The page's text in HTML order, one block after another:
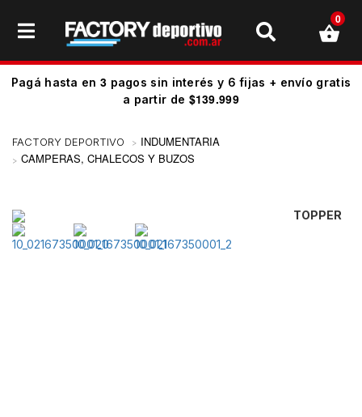
Pagá hasta en 3 pagos sin interés y 6 fijas + envío gratis
a partir de $139.999
0
INDUMENTARIA
CAMPERAS, CHALECOS Y BUZOS
TOPPER